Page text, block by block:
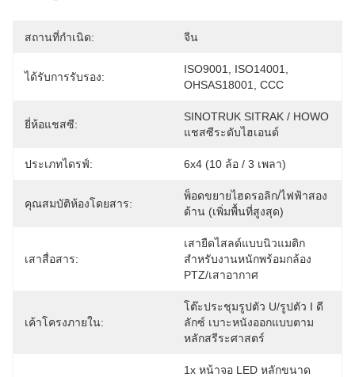
สถานที่กำเนิด: จีน
ได้รับการรับรอง:
ISO9001, ISO14001,
OHSAS18001, CCC
ยี่ห้อแชสซี:
SINOTRUK SITRAK / HOWO
แชสซีระดับไฮเอนด์
ประเภทไดรฟ์: 6x4 (10 ล้อ / 3 เพลา)
คุณสมบัติห้องโดยสาร:
พ็อดขยายไฮดรอลิก/ไฟฟ้าสอง
ด้าน (เพิ่มพื้นที่สูงสุด)
เสาสื่อสาร:
เสายืดไสลด์แบบนิวแมติก
สำหรับงานหนักพร้อมกล้อง
PTZ/เสาอากาศ
เค้าโครงภายใน:
โต๊ะประชุมรูปตัว U/รูปตัว I ดี
ลักซ์ เบาะหนังออกแบบตาม
หลักสรีระศาสตร์
1x หน้าจอ LED หลักขนาด